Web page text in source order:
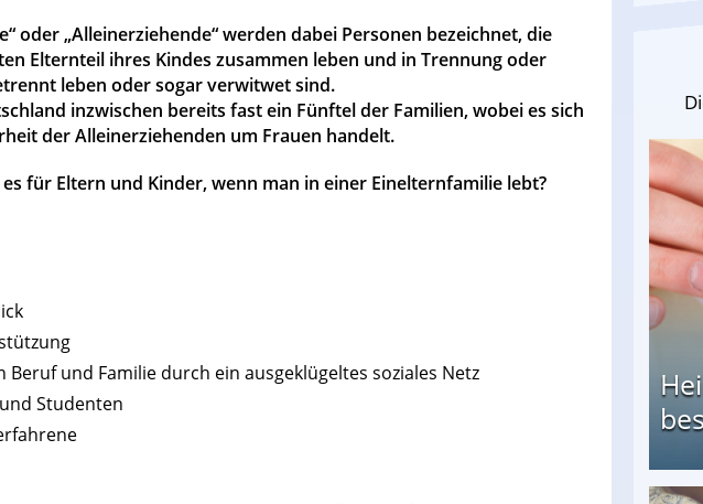
oder „Alleinerziehende“ werden dabei Personen bezeichnet, die
Elternteil ihres Kindes zusammen leben und in Trennung oder
leben oder sogar verwitwet sind.
inzwischen bereits fast ein Fünftel der Familien, wobei es sich
der Alleinerziehenden um Frauen handelt.
für Eltern und Kinder, wenn man in einer Einelternfamilie lebt?
Beruf und Familie durch ein ausgeklügeltes soziales Netz
Studenten